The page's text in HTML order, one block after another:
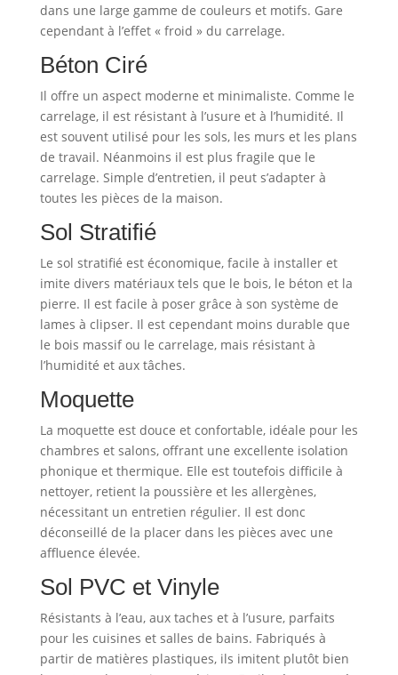
dans une large gamme de couleurs et motifs. Gare
cependant à l’effet « froid » du carrelage.
Béton Ciré
Il offre un aspect moderne et minimaliste. Comme le
carrelage, il est résistant à l’usure et à l’humidité. Il
est souvent utilisé pour les sols, les murs et les plans
de travail. Néanmoins il est plus fragile que le
carrelage. Simple d’entretien, il peut s’adapter à
toutes les pièces de la maison.
Sol Stratifié
Le sol stratifié est économique, facile à installer et
imite divers matériaux tels que le bois, le béton et la
pierre. Il est facile à poser grâce à son système de
lames à clipser. Il est cependant moins durable que
le bois massif ou le carrelage, mais résistant à
l’humidité et aux tâches.
Moquette
La moquette est douce et confortable, idéale pour les
chambres et salons, offrant une excellente isolation
phonique et thermique. Elle est toutefois difficile à
nettoyer, retient la poussière et les allergènes,
nécessitant un entretien régulier. Il est donc
déconseillé de la placer dans les pièces avec une
affluence élevée.
Sol PVC et Vinyle
Résistants à l’eau, aux taches et à l’usure, parfaits
pour les cuisines et salles de bains. Fabriqués à
partir de matières plastiques, ils imitent plutôt bien